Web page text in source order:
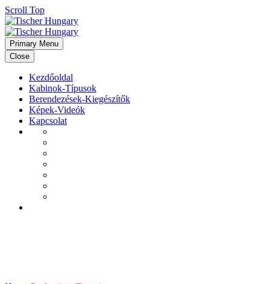
Scroll Top
Primary Menu
Close
Kezdőoldal
Kabinok-Típusok
Berendezések-Kiegészítők
Képek-Videók
Kapcsolat